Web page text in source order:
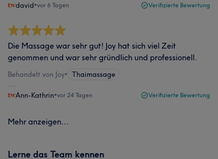
david•vor 6 Tagen Verifizierte Bewertung
Die Massage war sehr gut! Joy hat sich viel Zeit
genommen und war sehr gründlich und professionell.
Behandelt von Joy• Thaimassage
Ann-Kathrin•vor 24 Tagen Verifizierte Bewertung
Mehr anzeigen...
Lerne das Team kennen